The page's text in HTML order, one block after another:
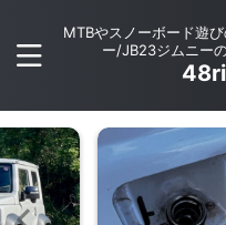
MTBやスノーボード遊
ー/JB23ジムニー